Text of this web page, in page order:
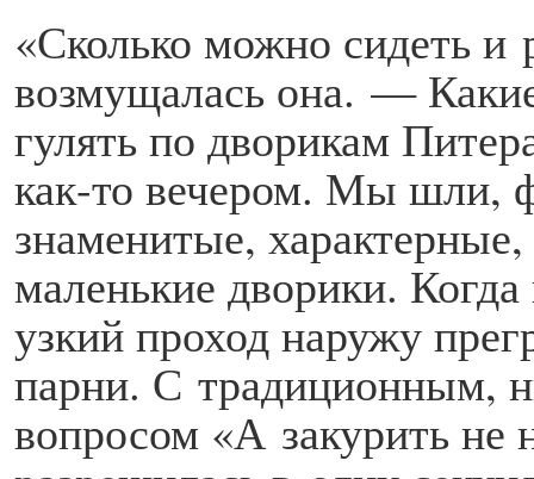
«Сколько можно сидеть
возмущалась она. —
гулять по дворикам
как-то вечером. Мы шли,
знаменитые,
маленькие дворики.
узкий проход наружу
парни. С традиционным,
вопросом «А закурить не